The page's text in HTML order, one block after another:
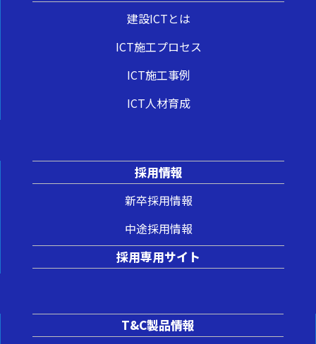
建設ICTとは
ICT施工プロセス
ICT施工事例
ICT人材育成
採用情報
新卒採用情報
中途採用情報
採用専用サイト
T&C製品情報